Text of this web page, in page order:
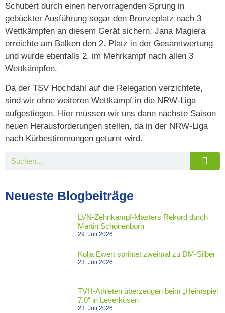
Schubert durch einen hervorragenden Sprung in
gebückter Ausführung sogar den Bronzeplatz nach 3
Wettkämpfen an diesem Gerät sichern. Jana Magiera
erreichte am Balken den 2. Platz in der Gesamtwertung
und wurde ebenfalls 2. im Mehrkampf nach allen 3
Wettkämpfen.
Da der TSV Hochdahl auf die Relegation verzichtete,
sind wir ohne weiteren Wettkampf in die NRW-Liga
aufgestiegen. Hier müssen wir uns dann nächste Saison
neuen Herausforderungen stellen, da in der NRW-Liga
nach Kürbestimmungen geturnt wird.
Neueste Blogbeiträge
LVN-Zehnkampf-Masters Rekord durch
Martin Schönenborn
29. Juli 2026
Kolja Ewert sprintet zweimal zu DM-Silber
23. Juli 2026
TVH-Athleten überzeugen beim „Heimspiel
7.0“ in Leverkusen
23. Juli 2026